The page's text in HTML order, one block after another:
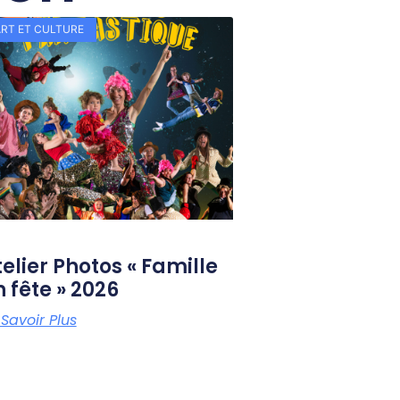
ET CULTURE
Photos « Famille
fête » 2026
Plus